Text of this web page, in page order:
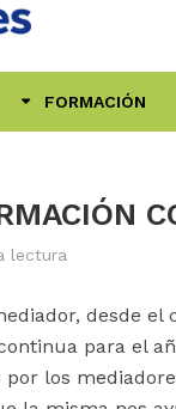
FORMACIÓN
lectura
desde
para el
por los